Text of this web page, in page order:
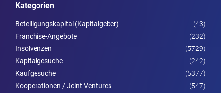
Kategorien
Beteiligungskapital (Kapitalgeber)
(43)
Franchise-Angebote
(232)
Insolvenzen
(5729)
Kapitalgesuche
(242)
Kaufgesuche
(5377)
Kooperationen / Joint Ventures
(547)